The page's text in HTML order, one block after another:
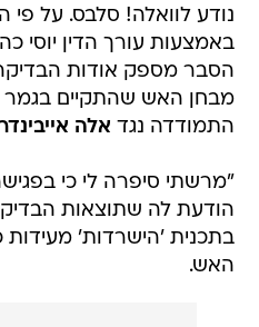
נודע לוואלה! סלבס. על
באמצעות עורך הדין יוסי
הסבר מספק אודות
התמודדה נגד אלה
"מרשתי סיפרה לי כי
הודעת לה שתוצאות
בתכנית 'הישרדות' מעידות
האש.